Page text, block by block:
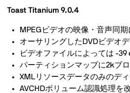
Toast Titanium 9.0.4
MPEGビデオの映像・音声同
オーサリングしたDVDビデオ
ビデオファイルによっては -
パーティションマップに2kブ
XMLリソースデータのみのデ
AVCHDボリューム認識処理を